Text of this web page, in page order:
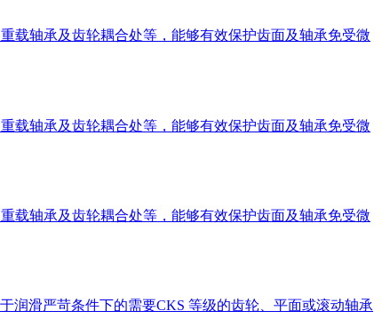
载轴承及齿轮耦合处等，能够有效保护齿面及轴承免受微
载轴承及齿轮耦合处等，能够有效保护齿面及轴承免受微
载轴承及齿轮耦合处等，能够有效保护齿面及轴承免受微
润滑严苛条件下的需要CKS 等级的齿轮、平面或滚动轴承